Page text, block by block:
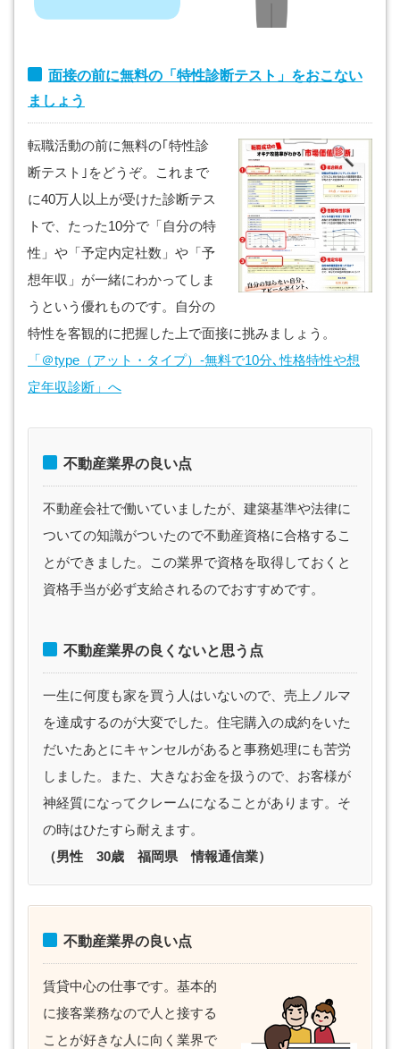
面接の前に無料の「特性診断テスト」をおこない
ましょう
転職活動の前に無料の｢特性診
断テスト｣をどうぞ。これまで
に40万人以上が受けた診断テス
トで、たった10分で「自分の特
性」や「予定内定社数」や「予
想年収」が一緒にわかってしま
うという優れものです。自分の
特性を客観的に把握した上で面接に挑みましょう。
「＠type（アット・タイプ）-無料で10分､性格特性や想
定年収診断」へ
不動産業界の良い点
不動産会社で働いていましたが、建築基準や法律に
ついての知識がついたので不動産資格に合格するこ
とができました。この業界で資格を取得しておくと
資格手当が必ず支給されるのでおすすめです。
不動産業界の良くないと思う点
一生に何度も家を買う人はいないので、売上ノルマ
を達成するのが大変でした。住宅購入の成約をいた
だいたあとにキャンセルがあると事務処理にも苦労
しました。また、大きなお金を扱うので、お客様が
神経質になってクレームになることがあります。そ
の時はひたすら耐えます。
（男性 30歳 福岡県 情報通信業）
不動産業界の良い点
賃貸中心の仕事です。基本的
に接客業務なので人と接する
ことが好きな人に向く業界で